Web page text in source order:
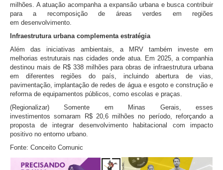
milhões. A atuação acompanha a expansão urbana e busca contribuir
para a recomposição de áreas verdes em regiões
em desenvolvimento.
Infraestrutura urbana complementa estratégia
Além das iniciativas ambientais, a MRV também investe em
melhorias estruturais nas cidades onde atua. Em 2025, a companhia
destinou mais de R$ 338 milhões para obras de infraestrutura urbana
em diferentes regiões do país, incluindo abertura de vias,
pavimentação, implantação de redes de água e esgoto e construção e
reforma de equipamentos públicos, como escolas e praças.
(Regionalizar) Somente em Minas Gerais, esses
investimentos somaram R$ 20,6 milhões no período, reforçando a
proposta de integrar desenvolvimento habitacional com impacto
positivo no entorno urbano.
Fonte: Conceito Comunic